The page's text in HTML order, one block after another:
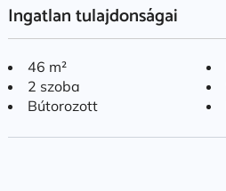
Ingatlan tulajdonságai
46 m²
2 szoba
Bútorozott